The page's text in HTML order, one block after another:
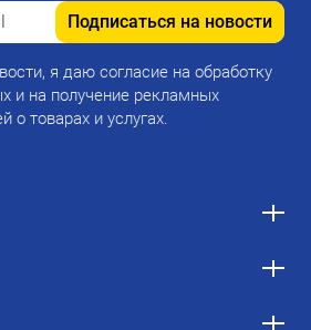
Подписаться на новости
я даю согласие на обработку
и на получение рекламных
о товарах и услугах.